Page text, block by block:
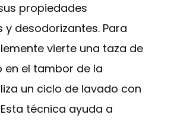
propiedades
desodorizantes. Para
vierte una taza de
en el tambor de la
un ciclo de lavado con
técnica ayuda a